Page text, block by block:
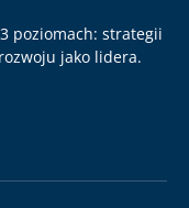
poziomach: strategii
jako lidera.